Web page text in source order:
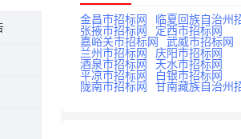
金昌市招标网
临夏回族自治州
张掖市招标网
定西市招标网
嘉峪关市招标网
武威市招标网
兰州市招标网
庆阳市招标网
酒泉市招标网
天水市招标网
平凉市招标网
白银市招标网
陇南市招标网
甘南藏族自治州